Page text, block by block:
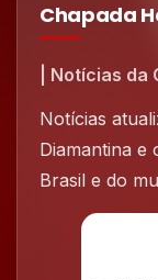
Chapada
| Notícias da
Notícias
Diamantina e
Brasil e do